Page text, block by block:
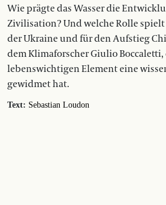
Wie prägte das Wasser die
Zivilisation? Und welche Rolle
der Ukraine und für den Aufstieg
dem Klimaforscher Giulio Boccaletti,
lebenswichtigen Element eine
gewidmet hat.
Text: Sebastian Loudon